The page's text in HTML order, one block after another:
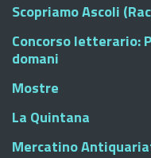
Scopriamo Ascoli
Concorso letterario:
domani
Mostre
La Quintana
Mercatino